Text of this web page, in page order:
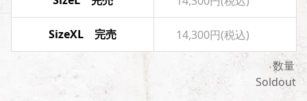
SizeXL 完売 14,300円(税込)
数量
Soldout